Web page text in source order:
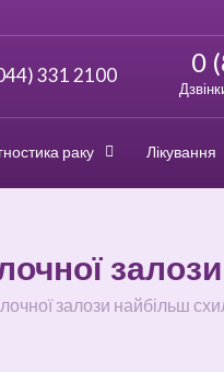
331 2100 0
раку Лікування
залози найбільш